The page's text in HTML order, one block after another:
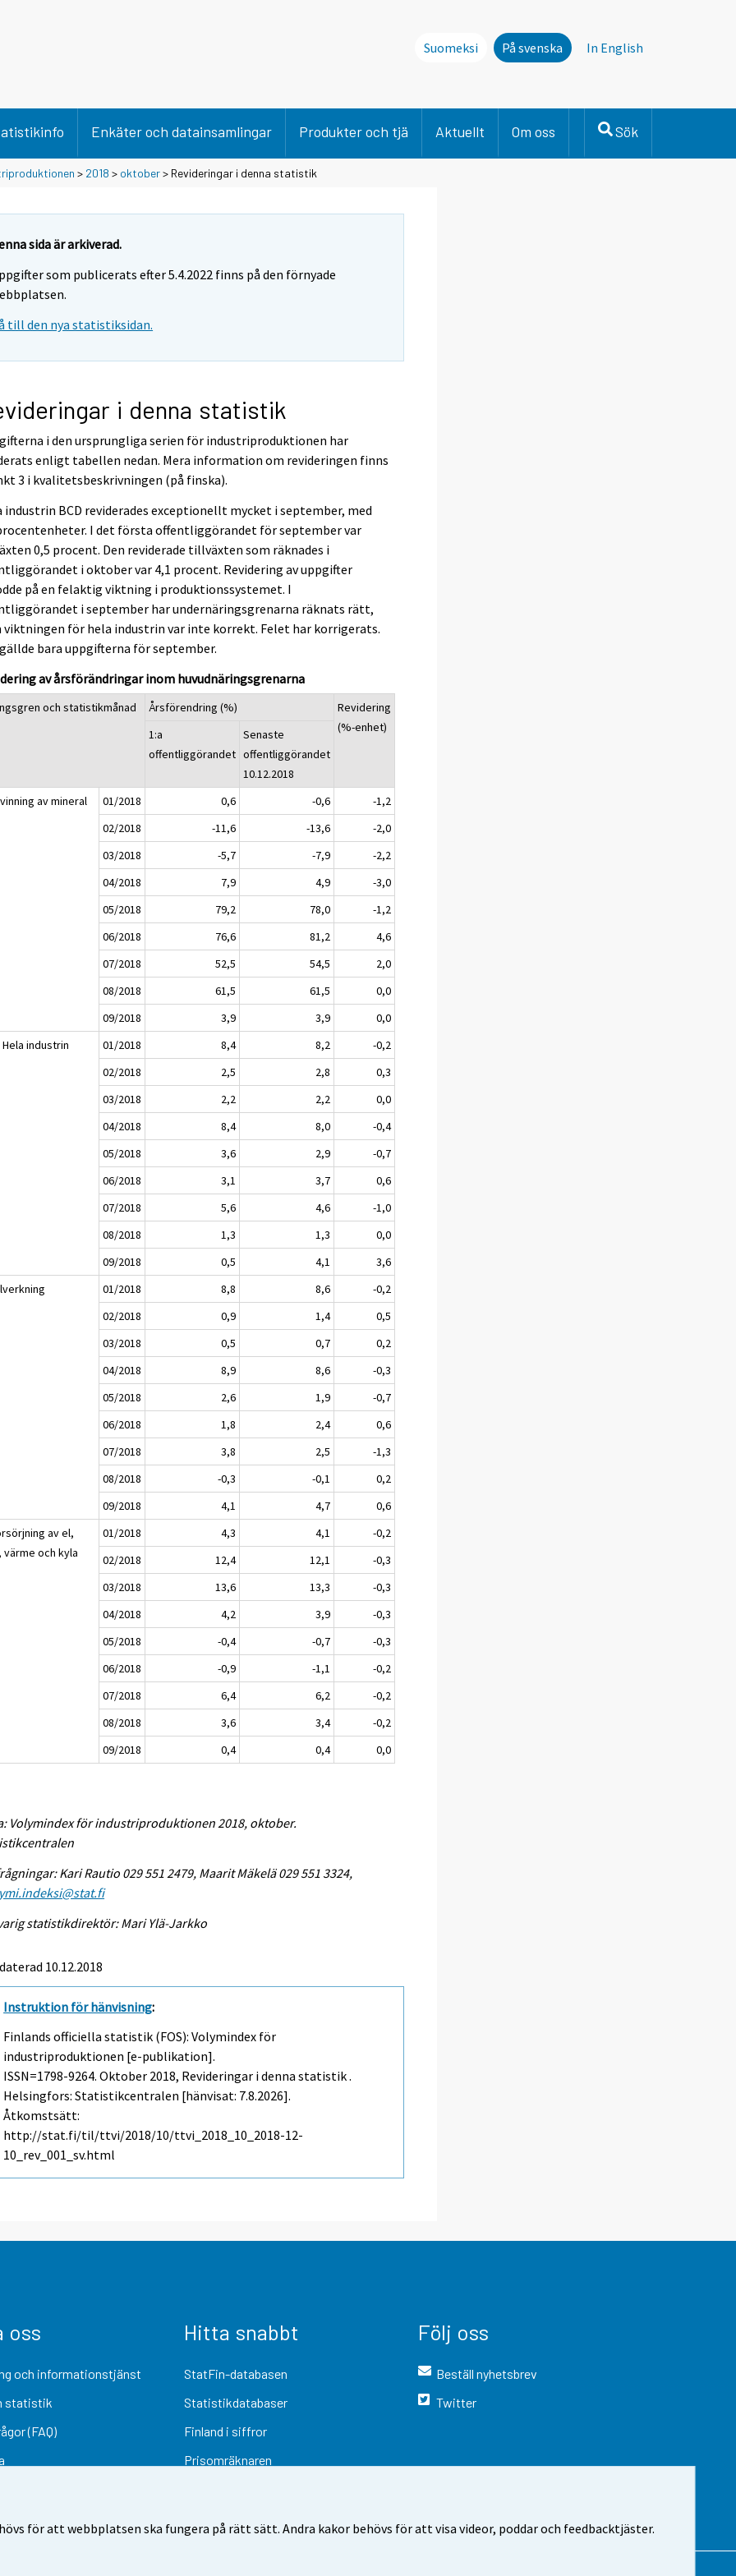
för att webbplatsen ska fungera på rätt sätt. Andra kakor behövs för att visa videor, poddar och feedbacktjäster.
Suomeksi På svenska In English
Enkäter och datainsamlingar Produkter och tjä Aktuellt Om oss Sök
> 2018 > oktober> Revideringar i denna statistik
sida är arkiverad.
som publicerats efter 5.4.2022 finns på den förnyade
till den nya statistiksidan.
i denna statistik
i den ursprungliga serien för industriproduktionen har
enligt tabellen nedan. Mera information om revideringen finns
3 i kvalitetsbeskrivningen (på finska).
industrin BCD reviderades exceptionellt mycket i september, med
I det första offentliggörandet för september var
0,5 procent. Den reviderade tillväxten som räknades i
i oktober var 4,1 procent. Revidering av uppgifter
på en felaktig viktning i produktionssystemet. I
i september har undernäringsgrenarna räknats rätt,
viktningen för hela industrin var inte korrekt. Felet har korrigerats.
bara uppgifterna för september.
av årsförändringar inom huvudnäringsgrenarna
och statistikmånad Årsförendring (%)
Revidering
(%-enhet)
1:a
offentliggörandet
Senaste
offentliggörandet
10.12.2018
av mineral
01/2018 0,6 -0,6
-1,2
02/2018
-11,6 -13,6
-2,0
03/2018
-5,7 -7,9
-2,2
04/2018
7,9 4,9
-3,0
05/2018
79,2 78,0
-1,2
06/2018
76,6 81,2
4,6
07/2018
52,5 54,5
2,0
08/2018
61,5 61,5
0,0
09/2018
3,9 3,9
0,0
Hela industrin
01/2018 8,4 8,2
-0,2
02/2018
2,5 2,8
0,3
03/2018
2,2 2,2
0,0
04/2018
8,4 8,0
-0,4
05/2018
3,6 2,9
-0,7
06/2018
3,1 3,7
0,6
07/2018
5,6 4,6
-1,0
08/2018
1,3 1,3
0,0
09/2018
0,5 4,1
3,6
01/2018 8,8 8,6
-0,2
02/2018
0,9 1,4
0,5
03/2018
0,5 0,7
0,2
04/2018
8,9 8,6
-0,3
05/2018
2,6 1,9
-0,7
06/2018
1,8 2,4
0,6
07/2018
3,8 2,5
-1,3
08/2018
-0,3 -0,1
0,2
09/2018
4,1 4,7
0,6
av el,
värme och kyla
01/2018 4,3 4,1
-0,2
02/2018
12,4 12,1
-0,3
03/2018
13,6 13,3
-0,3
04/2018
4,2 3,9
-0,3
05/2018
-0,4 -0,7
-0,3
06/2018
-0,9 -1,1
-0,2
07/2018
6,4 6,2
-0,2
08/2018
3,6 3,4
-0,2
09/2018
0,4 0,4 0,0
Volymindex för industriproduktionen 2018, oktober.
Kari Rautio 029 551 2479, Maarit Mäkelä 029 551 3324,
statistikdirektör: Mari Ylä-Jarkko
10.12.2018
Instruktion för hänvisning:
Finlands officiella statistik (FOS): Volymindex för
industriproduktionen [e-publikation].
ISSN=1798-9264.Oktober 2018, Revideringar i denna statistik .
Helsingfors: Statistikcentralen [hänvisat: 7.8.2026].
Åtkomstsätt:
http://stat.fi/til/ttvi/2018/10/ttvi_2018_10_2018-12-
10_rev_001_sv.html
oss
och informationstjänst
statistik
(FAQ)
Hitta snabbt
StatFin-databasen
Statistikdatabaser
Finland i siffror
Prisomräknaren
Följ oss
Beställ nyhetsbrev
Twitter